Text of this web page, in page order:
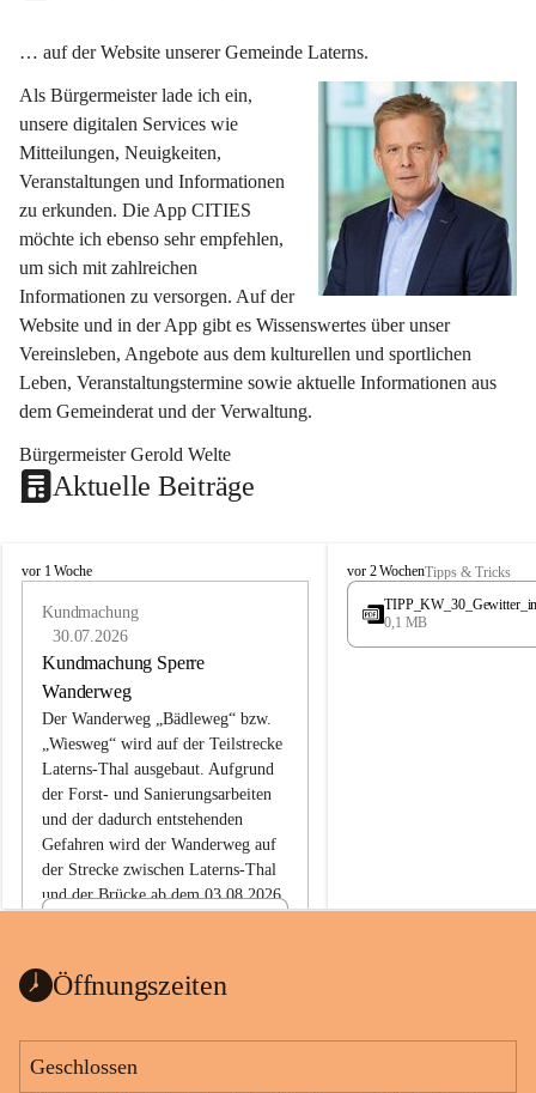
… auf der Website unserer Gemeinde Laterns.
Als Bürgermeister lade ich ein,
unsere digitalen Services wie
Mitteilungen, Neuigkeiten,
Veranstaltungen und Informationen
zu erkunden. Die App CITIES
möchte ich ebenso sehr empfehlen,
um sich mit zahlreichen
Informationen zu versorgen. Auf der
Website und in der App gibt es Wissenswertes über unser
Vereinsleben, Angebote aus dem kulturellen und sportlichen
Leben, Veranstaltungstermine sowie aktuelle Informationen aus
dem Gemeinderat und der Verwaltung.
Bürgermeister Gerold Welte
Aktuelle Beiträge
L
vor 1 Woche
Kundmachung
30.07.2026
Kundmachung Sperre
Wanderweg
Der Wanderweg „Bädleweg“ bzw.
„Wiesweg“ wird auf der Teilstrecke
Laterns-Thal ausgebaut. Aufgrund
der Forst- und Sanierungsarbeiten
und der dadurch entstehenden
Gefahren wird der Wanderweg auf
der Strecke zwischen Laterns-Thal
und der Brücke ab dem 03.08.2026
ht
1 Seite•0,1 MB
L
a
e
vor 2 WochenTipps & Tricks
0,1 MB
Öffnungszeiten
Geschlossen